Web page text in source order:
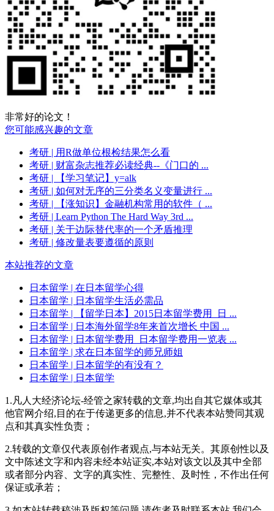
非常好的论文！
您可能感兴趣的文章
考研 | 用R做单位根检结果怎么看
考研 | 财富杂志推荐必读经典--《门口的 ...
考研 | 【学习笔记】y=alk
考研 | 如何对无序的三分类名义变量进行 ...
考研 | 【涨知识】金融机构常用的软件（ ...
考研 | Learn Python The Hard Way 3rd ...
考研 | 关于边际替代率的一个矛盾推理
考研 | 修改量表要遵循的原则
本站推荐的文章
日本留学 | 在日本留学心得
日本留学 | 日本留学生活必需品
日本留学 | 【留学日本】2015日本留学费用_日 ...
日本留学 | 日本海外留学8年来首次增长 中国 ...
日本留学 | 日本留学费用_日本留学费用一览表 ...
日本留学 | 求在日本留学的师兄师姐
日本留学 | 日本留学的有没有？
日本留学 | 日本留学
1.凡人大经济论坛-经管之家转载的文章,均出自其它媒体或其
他官网介绍,目的在于传递更多的信息,并不代表本站赞同其观
点和其真实性负责；
2.转载的文章仅代表原创作者观点,与本站无关。其原创性以及
文中陈述文字和内容未经本站证实,本站对该文以及其中全部
或者部分内容、文字的真实性、完整性、及时性，不作出任何
保证或承若；